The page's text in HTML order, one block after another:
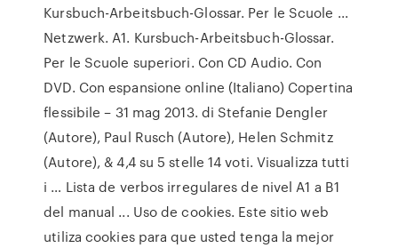
Kursbuch-Arbeitsbuch-Glossar. Per le Scuole ...
Netzwerk. A1. Kursbuch-Arbeitsbuch-Glossar.
Per le Scuole superiori. Con CD Audio. Con
DVD. Con espansione online (Italiano) Copertina
flessibile – 31 mag 2013. di Stefanie Dengler
(Autore), Paul Rusch (Autore), Helen Schmitz
(Autore), & 4,4 su 5 stelle 14 voti. Visualizza tutti
i … Lista de verbos irregulares de nivel A1 a B1
del manual ... Uso de cookies. Este sitio web
utiliza cookies para que usted tenga la mejor